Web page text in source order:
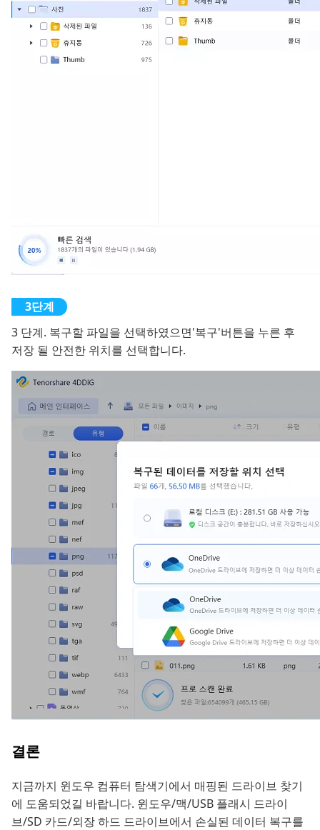
3 단계. 복구할 파일을 선택하였으면'복구'버튼을 누른 후
저장 될 안전한 위치를 선택합니다.
결론
지금까지 윈도우 컴퓨터 탐색기에서 매핑된 드라이브 찾기
에 도움되었길 바랍니다. 윈도우/맥/USB 플래시 드라이
브/SD 카드/외장 하드 드라이브에서 손실된 데이터 복구를